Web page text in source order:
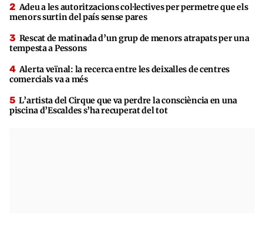
Adeu a les autoritzacions col·lectives per permetre que els
menors surtin del país sense pares
Rescat de matinada d’un grup de menors atrapats per una
tempesta a Pessons
Alerta veïnal: la recerca entre les deixalles de centres
comercials va a més
L’artista del Cirque que va perdre la consciència en una
piscina d’Escaldes s’ha recuperat del tot